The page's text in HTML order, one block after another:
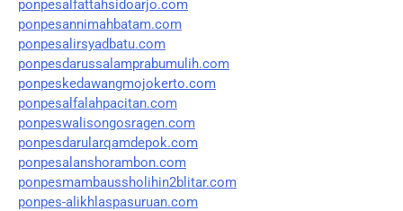
ponpesalfattahsidoarjo.com
ponpesannimahbatam.com
ponpesalirsyadbatu.com
ponpesdarussalamprabumulih.com
ponpeskedawangmojokerto.com
ponpesalfalahpacitan.com
ponpeswalisongosragen.com
ponpesdarularqamdepok.com
ponpesalanshorambon.com
ponpesmambaussholihin2blitar.com
ponpes-alikhlaspasuruan.com